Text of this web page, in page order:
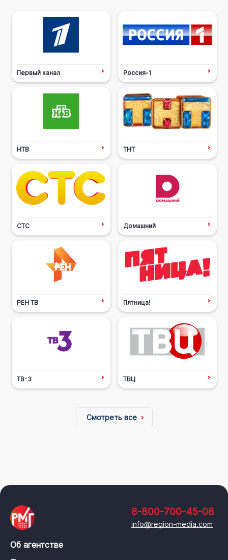
Первый канал Россия-1
НТВ ТНТ
СТС Домашний
РЕН ТВ Пятница!
ТВ-3 ТВЦ
Смотреть все
8-800-700-45-08
info@region-media.com
Об агентстве